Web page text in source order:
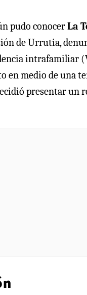
pudo conocerLa
de Urrutia,
intrafamiliar
en medio de una
presentar un